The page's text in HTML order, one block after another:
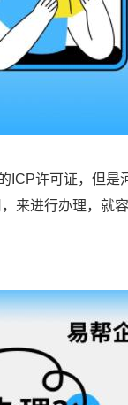
ICP许可证，但是
来进行办理，就容